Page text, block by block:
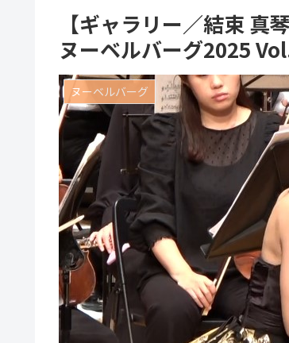
【ギャラリー／結束
ヌーベルバーグ2025
ヌーベルバーグ